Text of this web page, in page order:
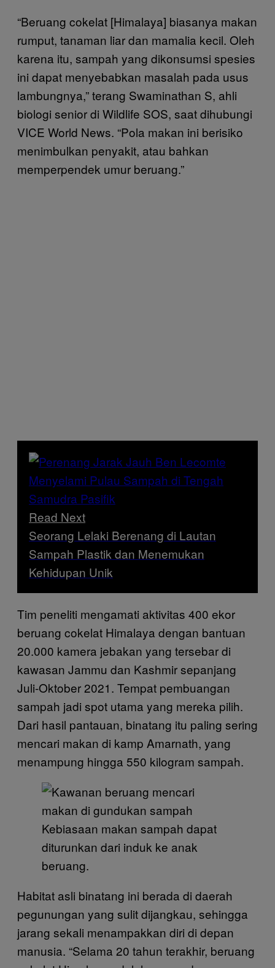
“Beruang cokelat [Himalaya] biasanya makan
rumput, tanaman liar dan mamalia kecil. Oleh
karena itu, sampah yang dikonsumsi spesies
ini dapat menyebabkan masalah pada usus
lambungnya,” terang Swaminathan S, ahli
biologi senior di Wildlife SOS, saat dihubungi
VICE World News. “Pola makan ini berisiko
menimbulkan penyakit, atau bahkan
memperpendek umur beruang.”
Read Next
Seorang Lelaki Berenang di Lautan
Sampah Plastik dan Menemukan
Kehidupan Unik
Tim peneliti mengamati aktivitas 400 ekor
beruang cokelat Himalaya dengan bantuan
20.000 kamera jebakan yang tersebar di
kawasan Jammu dan Kashmir sepanjang
Juli-Oktober 2021. Tempat pembuangan
sampah jadi spot utama yang mereka pilih.
Dari hasil pantauan, binatang itu paling sering
mencari makan di kamp Amarnath, yang
menampung hingga 550 kilogram sampah.
Kebiasaan makan sampah dapat
diturunkan dari induk ke anak
beruang.
Habitat asli binatang ini berada di daerah
pegunungan yang sulit dijangkau, sehingga
jarang sekali menampakkan diri di depan
manusia. “Selama 20 tahun terakhir, beruang